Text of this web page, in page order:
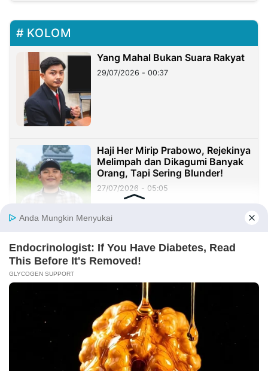
KOLOM
Yang Mahal Bukan Suara Rakyat
29/07/2026 - 00:37
Haji Her Mirip Prabowo, Rejekinya
Melimpah dan Dikagumi Banyak
Orang, Tapi Sering Blunder!
27/07/2026 - 05:05
Sister City: Peluang Besar, tetapi
Implementasinya Masih Menjadi
Tantangan
23/07/2026 - 20:08
Sekolah Harus Berhenti Mengajar
untuk Nilai, Mulai Mendidik untuk
Kehidupan